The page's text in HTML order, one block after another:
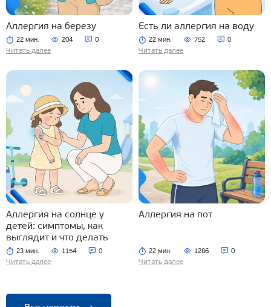
Аллергия на березу
22 мин. 204 0
Читать далее
Есть ли аллергия на воду
22 мин. 752 0
Читать далее
Аллергия на солнце у
детей: симптомы, как
выглядит и что делать
23 мин. 1154 0
Читать далее
Аллергия на пот
22 мин. 1286 0
Читать далее